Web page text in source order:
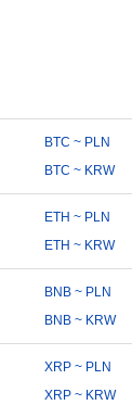
BTC ~ PLN
BTC ~ KRW
ETH ~ PLN
ETH ~ KRW
BNB ~ PLN
BNB ~ KRW
XRP ~ PLN
XRP ~ KRW